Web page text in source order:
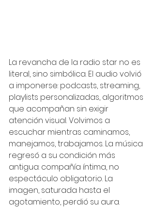
La revancha de la radio star no es
literal, sino simbólica. El audio volvió
a imponerse: podcasts, streaming,
playlists personalizadas, algoritmos
que acompañan sin exigir
atención visual. Volvimos a
escuchar mientras caminamos,
manejamos, trabajamos. La música
regresó a su condición más
antigua: compañía íntima, no
espectáculo obligatorio. La
imagen, saturada hasta el
agotamiento, perdió su aura.